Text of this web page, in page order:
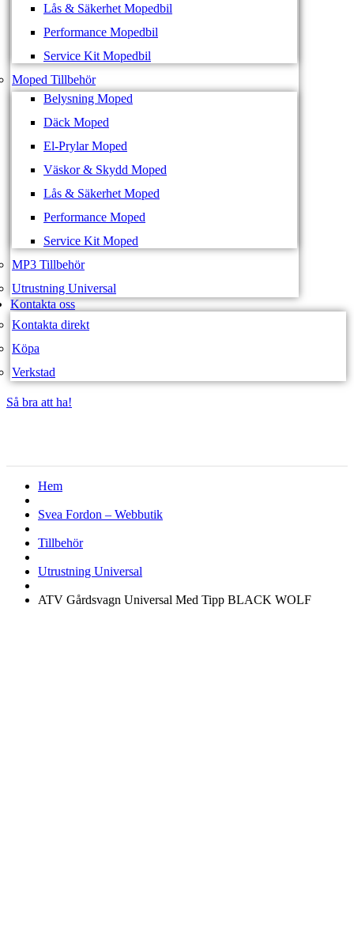
Lås & Säkerhet Mopedbil
Performance Mopedbil
Service Kit Mopedbil
Moped Tillbehör
Belysning Moped
Däck Moped
El-Prylar Moped
Väskor & Skydd Moped
Lås & Säkerhet Moped
Performance Moped
Service Kit Moped
MP3 Tillbehör
Utrustning Universal
Kontakta oss
Kontakta direkt
Köpa
Verkstad
Så bra att ha!
Hem
Svea Fordon – Webbutik
Tillbehör
Utrustning Universal
ATV Gårdsvagn Universal Med Tipp BLACK WOLF